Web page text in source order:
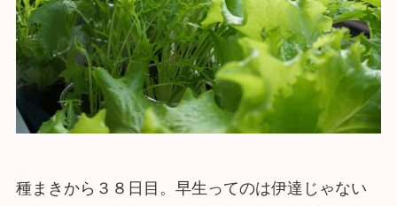
種まきから３８日目。早生ってのは伊達じゃない